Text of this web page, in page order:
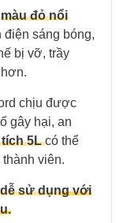
màu đỏ nổi
sáng bóng,
bị vỡ, trầy
chịu được
gây hại, an
5L có thể
viên.
sử dụngvới